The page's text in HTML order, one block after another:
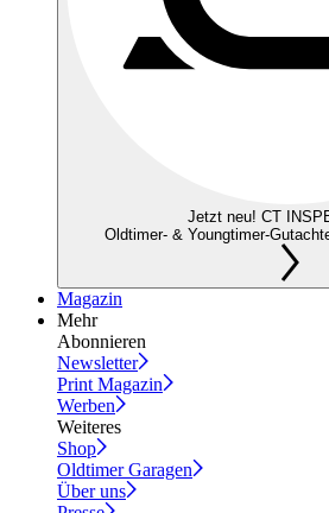
Jetzt neu! CT
Oldtimer- & Youngtimer-
Magazin
Mehr
Abonnieren
Newsletter
Print Magazin
Werben
Weiteres
Shop
Oldtimer Garagen
Über uns